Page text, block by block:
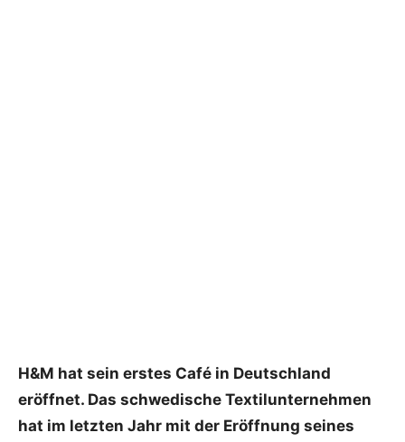
H&M hat sein erstes Café in Deutschland
eröffnet. Das schwedische Textilunternehmen
hat im letzten Jahr mit der Eröffnung seines